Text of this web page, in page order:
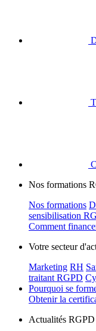
Nos formations
Nos formations
sensibilisation
Comment
Votre secteur
Marketing RH
traitant RGPD
Pourquoi se
Obtenir la
Actualités RGPD